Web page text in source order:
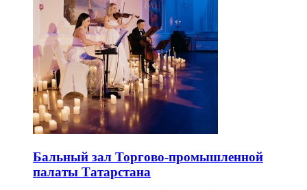
Бальный зал Торгово-промышленной
палаты Татарстана